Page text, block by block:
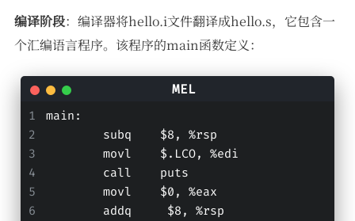
编译阶段：编译器将hello.i文件翻译成hello.s，它包含一
个汇编语言程序。该程序的main函数定义：
main:
	subq	$8, %rsp
	movl	$.LCO, %edi
	call	puts
	movl	$0, %eax
	addq     $8, %rsp